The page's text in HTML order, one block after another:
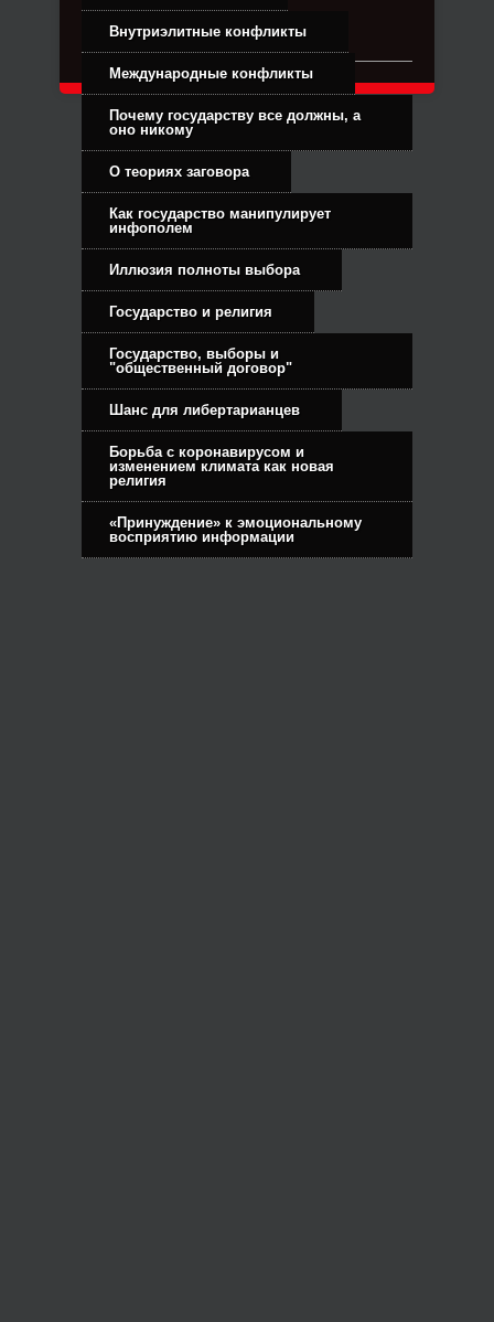
Внутриэлитные конфликты
Международные конфликты
Почему государству все должны, а
оно никому
О теориях заговора
Как государство манипулирует
инфополем
Иллюзия полноты выбора
Государство и религия
Государство, выборы и
"общественный договор"
Шанс для либертарианцев
Борьба с коронавирусом и
изменением климата как новая
религия
«Принуждение» к эмоциональному
восприятию информации
Связь с администрацией